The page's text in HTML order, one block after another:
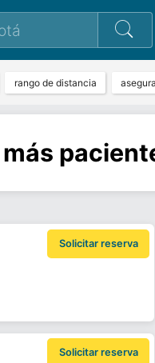
rango de distancia
más
Solicitar reserva
Solicitar reserva